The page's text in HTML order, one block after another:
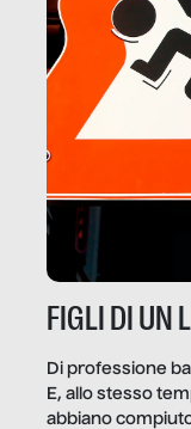
FIGLI DI UN
Di professione
E, allo stesso
abbiano